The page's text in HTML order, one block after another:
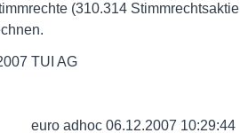
(310.314
TUI AG
euro adhoc 06.12.2007 10:29:44